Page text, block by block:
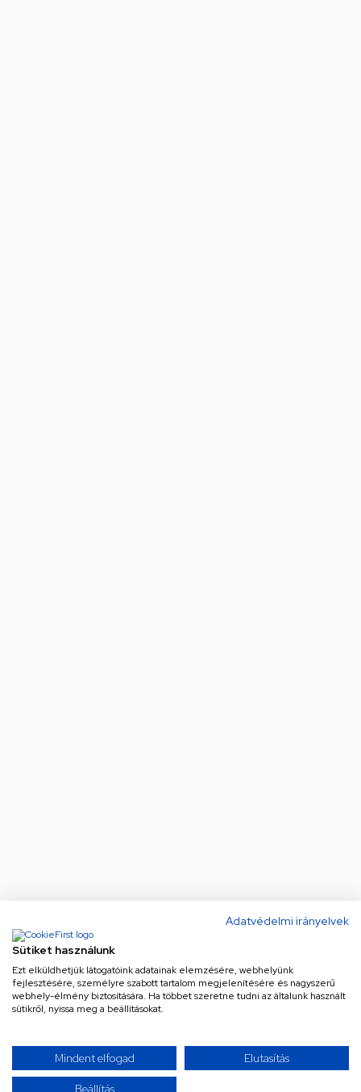
Adatvédelmi irányelvek
Sütiket használunk
Ezt elküldhetjük látogatóink adatainak elemzésére, webhelyünk
fejlesztésére, személyre szabott tartalom megjelenítésére és nagyszerű
webhely-élmény biztosítására. Ha többet szeretne tudni az általunk használt
sütikről, nyissa meg a beállításokat.
Mindent elfogad Elutasítás
Beállítás